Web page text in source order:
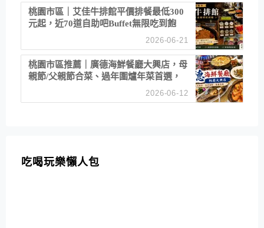
桃園市區｜艾佳牛排館平價排餐最低300
元起，近70道自助吧Buffet無限吃到飽
2026-06-21
桃園市區推薦｜廣德海鮮餐廳大興店，母
親節/父親節合菜、過年圍爐年菜首選，
2026-06-12
吃喝玩樂懶人包